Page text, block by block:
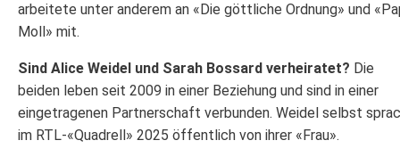
arbeitete unter anderem an «Die göttliche Ordnung» und
Moll» mit.
Sind Alice Weidel und Sarah Bossard verheiratet? Die
beiden leben seit 2009 in einer Beziehung und sind in einer
eingetragenen Partnerschaft verbunden. Weidel selbst
im RTL-«Quadrell» 2025 öffentlich von ihrer «Frau».